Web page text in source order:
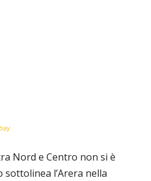
Nord e Centro non si è
sottolinea l’Arera nella